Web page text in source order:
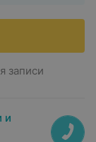
записи
и